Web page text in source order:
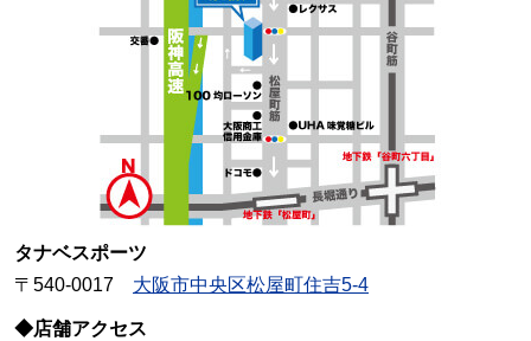
タナベスポーツ
〒540-0017 大阪市中央区松屋町住吉5-4
◆店舗アクセス